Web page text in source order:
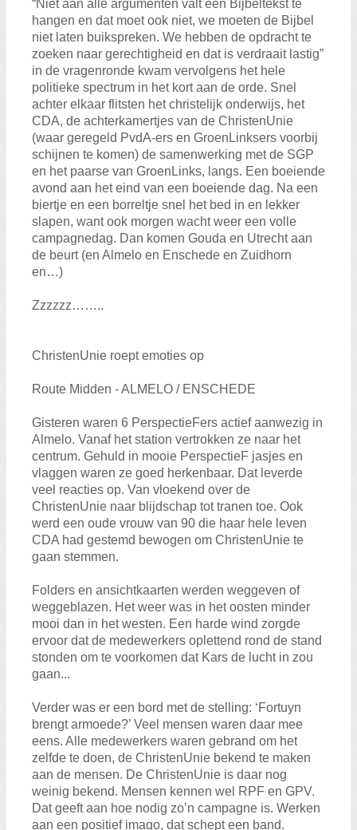
“Niet aan alle argumenten valt een Bijbeltekst te
hangen en dat moet ook niet, we moeten de Bijbel
niet laten buikspreken. We hebben de opdracht te
zoeken naar gerechtigheid en dat is verdraait lastig”
in de vragenronde kwam vervolgens het hele
politieke spectrum in het kort aan de orde. Snel
achter elkaar flitsten het christelijk onderwijs, het
CDA, de achterkamertjes van de ChristenUnie
(waar geregeld PvdA-ers en GroenLinksers voorbij
schijnen te komen) de samenwerking met de SGP
en het paarse van GroenLinks, langs. Een boeiende
avond aan het eind van een boeiende dag. Na een
biertje en een borreltje snel het bed in en lekker
slapen, want ook morgen wacht weer een volle
campagnedag. Dan komen Gouda en Utrecht aan
de beurt (en Almelo en Enschede en Zuidhorn
en…)
Zzzzzz……..
ChristenUnie roept emoties op
Route Midden - ALMELO / ENSCHEDE
Gisteren waren 6 PerspectieFers actief aanwezig in
Almelo. Vanaf het station vertrokken ze naar het
centrum. Gehuld in mooie PerspectieF jasjes en
vlaggen waren ze goed herkenbaar. Dat leverde
veel reacties op. Van vloekend over de
ChristenUnie naar blijdschap tot tranen toe. Ook
werd een oude vrouw van 90 die haar hele leven
CDA had gestemd bewogen om ChristenUnie te
gaan stemmen.
Folders en ansichtkaarten werden weggeven of
weggeblazen. Het weer was in het oosten minder
mooi dan in het westen. Een harde wind zorgde
ervoor dat de medewerkers oplettend rond de stand
stonden om te voorkomen dat Kars de lucht in zou
gaan...
Verder was er een bord met de stelling: ‘Fortuyn
brengt armoede?’ Veel mensen waren daar mee
eens. Alle medewerkers waren gebrand om het
zelfde te doen, de ChristenUnie bekend te maken
aan de mensen. De ChristenUnie is daar nog
weinig bekend. Mensen kennen wel RPF en GPV.
Dat geeft aan hoe nodig zo’n campagne is. Werken
aan een positief imago, dat schept een band.